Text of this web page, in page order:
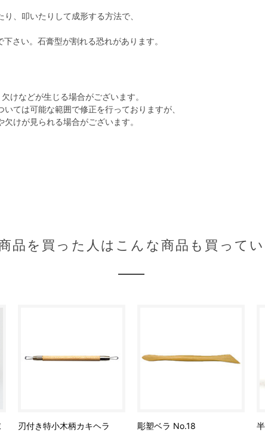
、叩いたりして成形する方法で、
さい。石膏型が割れる恐れがあります。
けなどが生じる場合がございます。
ては可能な範囲で修正を行っておりますが、
けが見られる場合がございます。
品を買った人はこんな商品も買って
刃付き特小木柄カキヘラ
彫塑ベラ No.18